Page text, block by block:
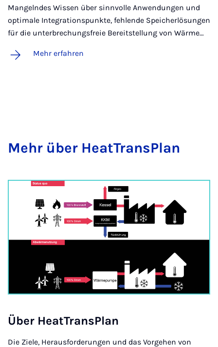
Mangelndes Wissen über sinnvolle Anwendungen und
optimale Integrationspunkte, fehlende Speicherlösungen
für die unterbrechungsfreie Bereitstellung von Wärme…
Mehr erfahren
Mehr über He­at­Trans­Plan
Über He­at­Trans­Plan
Die Ziele, Herausforderungen und das Vorgehen von